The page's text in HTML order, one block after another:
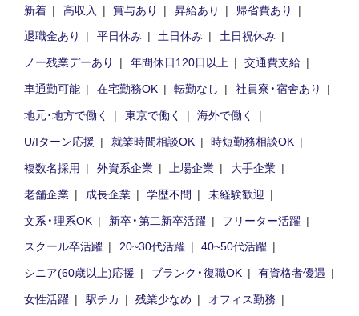
新着 高収入 賞与あり 昇給あり
帰省費あり
退職金あり
平日休み 土日休み
土日祝休み
ノー残業デーあり
年間休日120日以上
交通費支給
車通勤可能
在宅勤務OK 転勤なし
社員寮・宿舍あり
地元･地方で働く
東京で働く
海外で働く
U/Iターン応援
就業時間相談OK
時短勤務相談OK
複数名採用
外資系企業 上場企業
大手企業
老舗企業
成長企業 学歴不問
未経験歓迎
文系・理系OK
新卒・第二新卒活躍
フリーター活躍
スクール卒活躍
20~30代活躍
40~50代活躍
シニア(60歳以上)応援
ブランク・復職OK
有資格者優遇
女性活躍
駅チカ 残業少なめ
オフィス勤務